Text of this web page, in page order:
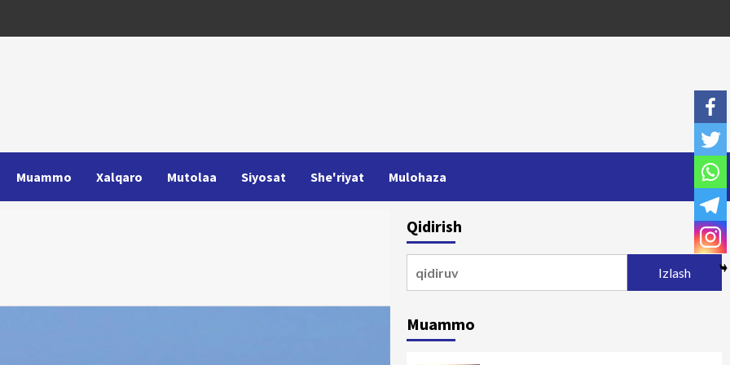
Muammo Xalqaro Mutolaa Siyosat She'riyat Mulohaza
Qidirish
Muammo